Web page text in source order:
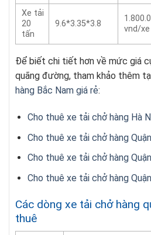
Xe tải
20
tấn
9.6*3.35*3.8
vnd/xe
Để biết chi tiết hơn về mức giá
quãng đường, tham khảo thêm
hàng Bắc Nam giá rẻ:
Cho thuê xe tải chở hàng Hà
Cho thuê xe tải chở hàng
Cho thuê xe tải chở hàng
Cho thuê xe tải chở hàng
Các dòng xe tải chở hàng
thuê